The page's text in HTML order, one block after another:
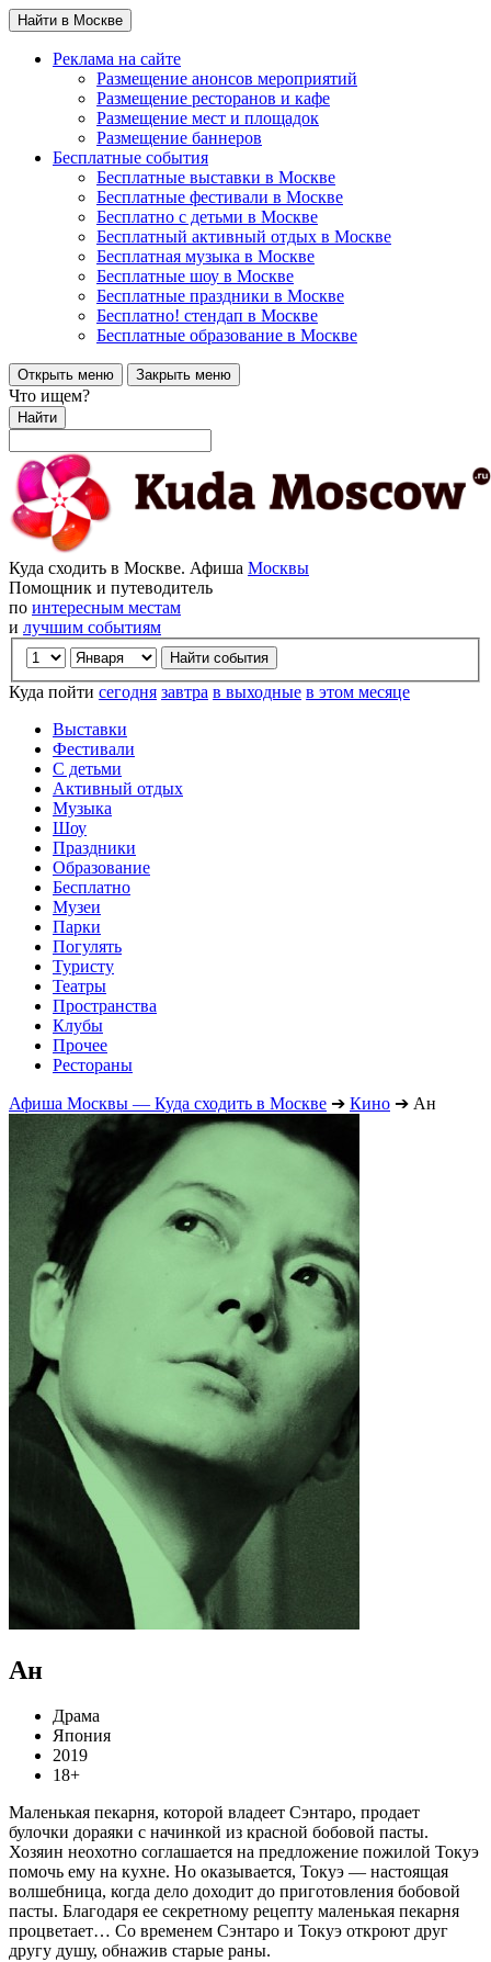
Найти в Москве
Реклама на сайте
Размещение анонсов мероприятий
Размещение ресторанов и кафе
Размещение мест и площадок
Размещение баннеров
Бесплатные события
Бесплатные выставки в Москве
Бесплатные фестивали в Москве
Бесплатно с детьми в Москве
Бесплатный активный отдых в Москве
Бесплатная музыка в Москве
Бесплатные шоу в Москве
Бесплатные праздники в Москве
Бесплатно! стендап в Москве
Бесплатные образование в Москве
Открыть меню Закрыть меню
Что ищем?
Найти
Куда сходить в Москве. Афиша Москвы
Помощник и путеводитель
по интересным местам
и лучшим событиям
Куда пойти сегодня завтра в выходные в этом месяце
Выставки
Фестивали
С детьми
Активный отдых
Музыка
Шоу
Праздники
Образование
Бесплатно
Музеи
Парки
Погулять
Туристу
Театры
Пространства
Клубы
Прочее
Рестораны
Афиша Москвы — Куда сходить в Москве ➔ Кино ➔ Ан
Ан
Драма
Япония
2019
18+
Маленькая пекарня, которой владеет Сэнтаро, продает
булочки дораяки с начинкой из красной бобовой пасты.
Хозяин неохотно соглашается на предложение пожилой Токуэ
помочь ему на кухне. Но оказывается, Токуэ — настоящая
волшебница, когда дело доходит до приготовления бобовой
пасты. Благодаря ее секретному рецепту маленькая пекарня
процветает… Со временем Сэнтаро и Токуэ откроют друг
другу душу, обнажив старые раны.